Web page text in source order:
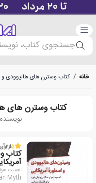
دسته‌بندی
جستجوی کتاب،
خانه / کتاب وسترن های هالیوودی و
کتاب وسترن های
5از2رأی
کتاب
اهمیت
Myth